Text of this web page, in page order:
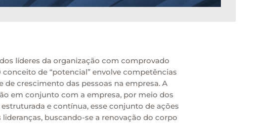
líderes da organização com comprovado
de “potencial” envolve competências
crescimento das pessoas na empresa. A
em conjunto com a empresa, por meio dos
e contínua, esse conjunto de ações
buscando-se a renovação do corpo